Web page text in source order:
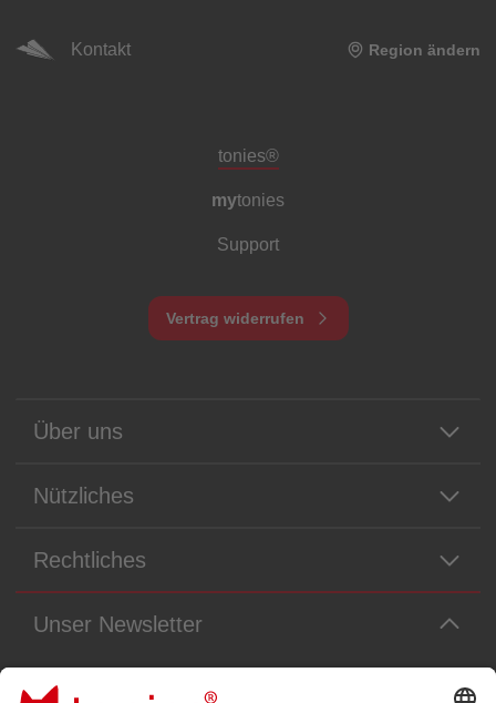
Kontakt Region ändern
Meta-Navigation Footer
tonies®
mytonies
Support
Vertrag widerrufen
Über uns
Nützliches
Rechtliches
Unser Newsletter